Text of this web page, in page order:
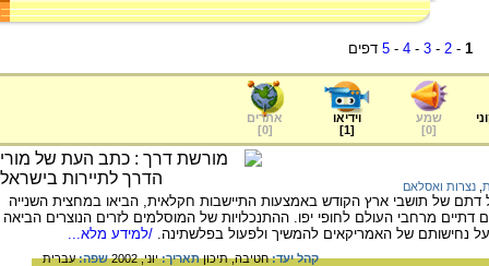
1
-
2
-
3
-
4
-
5 דפים
שמע
[
0
]
וידיאו
[
1
]
אתרים
[
0
]
נצרות ואסלאם
דתם של תושבי ארץ הקודש באמצעות התיישבות חקלאית, הביאו במחצית השנייה
דתיים מרחבי העולם לחופי יפו. ההתנכלויות של המוסלמים לזרים הנוצרים הביאה
נחישותם של האמריקאים להמשיך ולפעול בפלשתינה. /למידע מלא...
קהל יעד:חטיבה,תיכוןתאריך:יוני, 2002 שפה:עברית